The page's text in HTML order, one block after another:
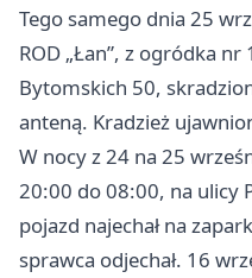
Tego samego dnia 25
ROD „Łan”, z ogródka
Bytomskich 50,
anteną. Kradzież
W nocy z 24 na 25
20:00 do 08:00, na ulicy
pojazd najechał na
sprawca odjechał. 16